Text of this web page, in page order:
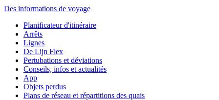
Des informations de voyage
Planificateur d'itinéraire
Arrêts
Lignes
De Lijn Flex
Pertubations et déviations
Conseils, infos et actualités
App
Objets perdus
Plans de réseau et répartitions des quais